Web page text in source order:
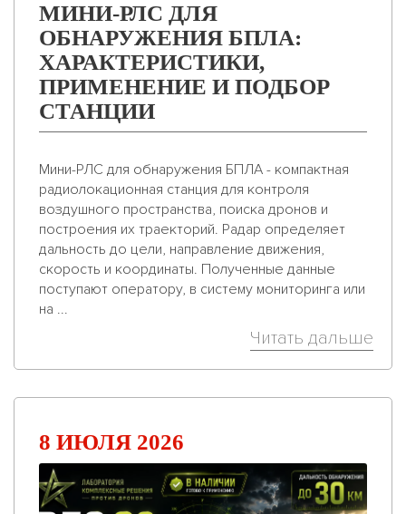
МИНИ-РЛС ДЛЯ
ОБНАРУЖЕНИЯ БПЛА:
ХАРАКТЕРИСТИКИ,
ПРИМЕНЕНИЕ И ПОДБОР
СТАНЦИИ
Мини-РЛС для обнаружения БПЛА - компактная
радиолокационная станция для контроля
воздушного пространства, поиска дронов и
построения их траекторий. Радар определяет
дальность до цели, направление движения,
скорость и координаты. Полученные данные
поступают оператору, в систему мониторинга или
на ...
Читать дальше
8 ИЮЛЯ 2026